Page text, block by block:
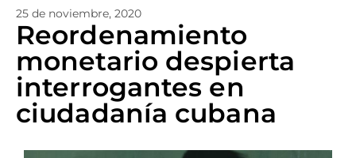
25 de noviembre, 2020
Reordenamiento
monetario despierta
interrogantes en
ciudadanía cubana